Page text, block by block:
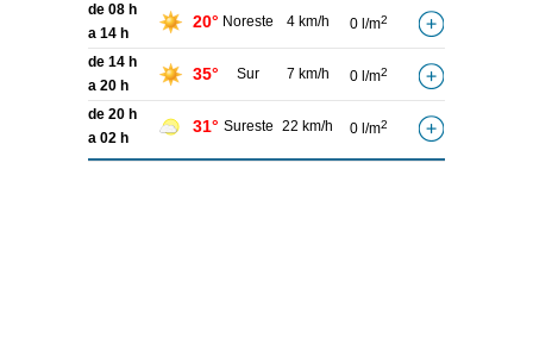
de 08 h
a 14 h
20° Noreste 4 km/h 0 l/m2
de 14 h
a 20 h
35° Sur 7 km/h 0 l/m2
de 20 h
a 02 h
31° Sureste 22 km/h 0 l/m2